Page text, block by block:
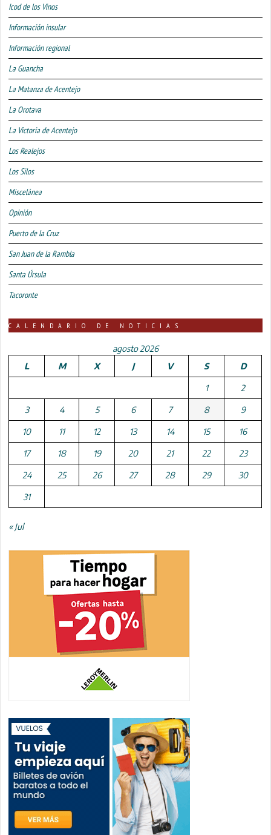
Icod de los Vinos
Información insular
Información regional
La Guancha
La Matanza de Acentejo
La Orotava
La Victoria de Acentejo
Los Realejos
Los Silos
Miscelánea
Opinión
Puerto de la Cruz
San Juan de la Rambla
Santa Úrsula
Tacoronte
CALENDARIO DE NOTICIAS
agosto 2026
L
M X J V S D
1 2
3 4 5 6 7 8 9
10 11 12 13 14 15 16
17 18 19 20 21 22 23
24 25 26 27 28 29 30
31
« Jul